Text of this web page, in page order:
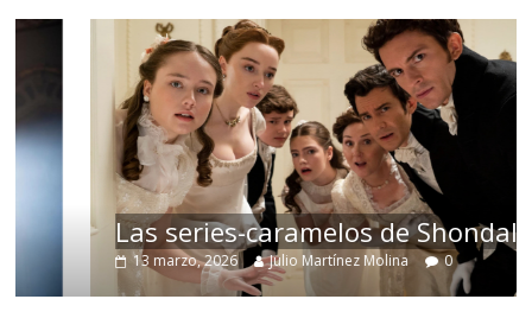
Las series-caramelos de Shondaland
13 marzo, 2026 Julio Martínez Molina 0